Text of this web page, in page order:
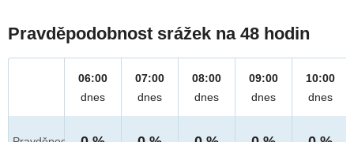
Pravděpodobnost srážek na 48 hodin
06:00
dnes
07:00
dnes
08:00
dnes
09:00
dnes
10:00
dnes